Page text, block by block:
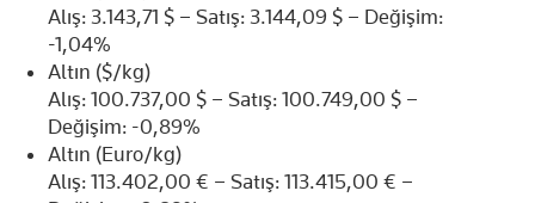
Alış: 3.143,71 $ – Satış: 3.144,09 $ – Değişim:
-1,04%
Altın ($/kg)
Alış: 100.737,00 $ – Satış: 100.749,00 $ –
Değişim: -0,89%
Altın (Euro/kg)
Alış: 113.402,00 € – Satış: 113.415,00 € –